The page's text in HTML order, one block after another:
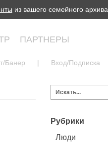
из вашего семейного архива.
ПАРТНЕРЫ
Банер | Вход/Подписка
Рубрики
Люди